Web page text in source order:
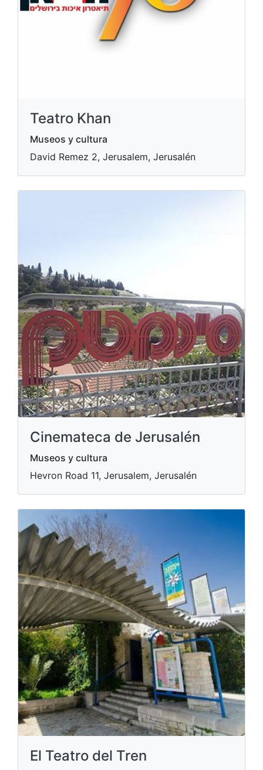
Teatro Khan
Museos y cultura
David Remez 2, Jerusalem, Jerusalén
Cinemateca de Jerusalén
Museos y cultura
Hevron Road 11, Jerusalem, Jerusalén
El Teatro del Tren